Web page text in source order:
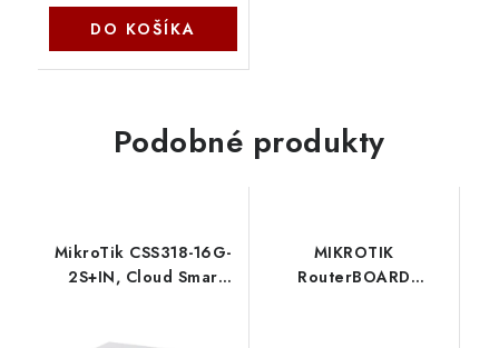
DO KOŠÍKA
Podobné produkty
MikroTik CSS318-16G-
2S+IN, Cloud Smar
MIKROTIK
RouterBOARD